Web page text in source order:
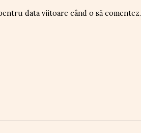
data viitoare când o să comentez.